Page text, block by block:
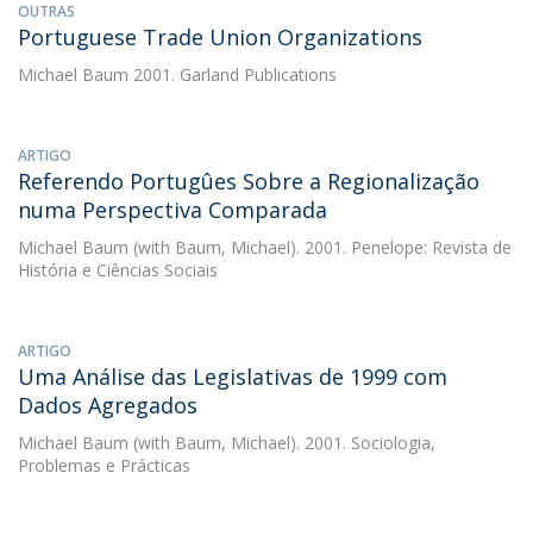
OUTRAS
Portuguese Trade Union Organizations
Michael Baum 2001. Garland Publications
ARTIGO
Referendo Portugûes Sobre a Regionalização
numa Perspectiva Comparada
Michael Baum (with Baum, Michael). 2001. Penelope: Revista de
História e Ciências Sociais
ARTIGO
Uma Análise das Legislativas de 1999 com
Dados Agregados
Michael Baum (with Baum, Michael). 2001. Sociologia,
Problemas e Prácticas